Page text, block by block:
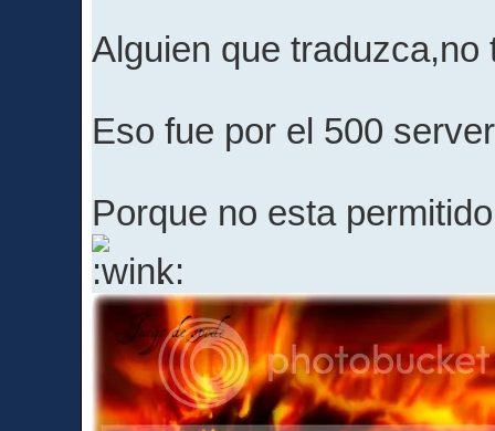
Alguien que
Eso fue por el 500
Porque no esta
.